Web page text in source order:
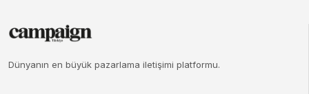
Dünyanın en büyük pazarlama iletişimi platformu.